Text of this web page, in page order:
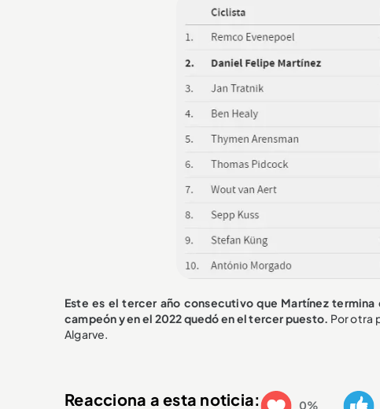
Este es el tercer año consecutivo que Martínez
campeón y en el 2022 quedó en el tercer puesto. Por otra
Algarve.
Reacciona a esta noticia: 0%